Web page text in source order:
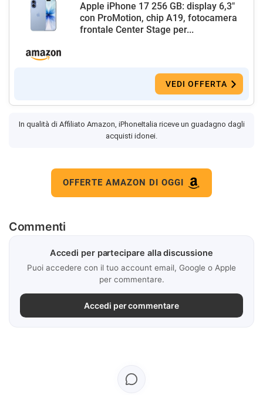
Apple iPhone 17 256 GB: display 6,3"
con ProMotion, chip A19, fotocamera
frontale Center Stage per...
VEDI OFFERTA
In qualità di Affiliato Amazon, iPhoneItalia riceve un guadagno dagli
acquisti idonei.
OFFERTE AMAZON DI OGGI
Commenti
Accedi per partecipare alla discussione
Puoi accedere con il tuo account email, Google o Apple
per commentare.
Accedi per commentare